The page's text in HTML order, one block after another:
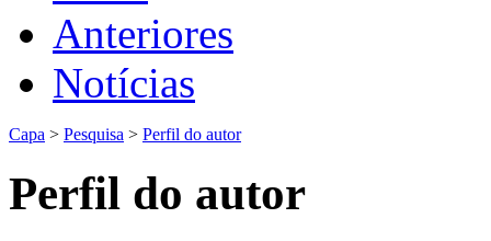
Anteriores
Notícias
Capa > Pesquisa > Perfil do autor
Perfil do autor